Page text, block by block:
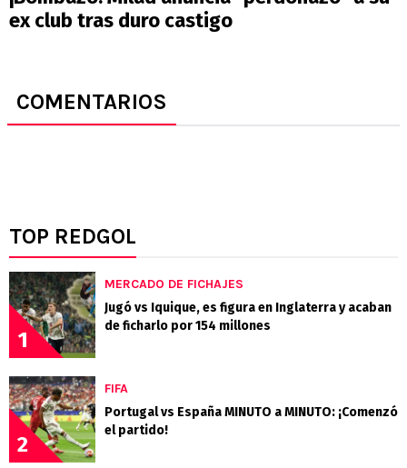
ex club tras duro castigo
COMENTARIOS
TOP REDGOL
1
MERCADO DE FICHAJES
Jugó vs Iquique, es figura en Inglaterra y acaban
de ficharlo por 154 millones
2
FIFA
Portugal vs España MINUTO a MINUTO: ¡Comenzó
el partido!